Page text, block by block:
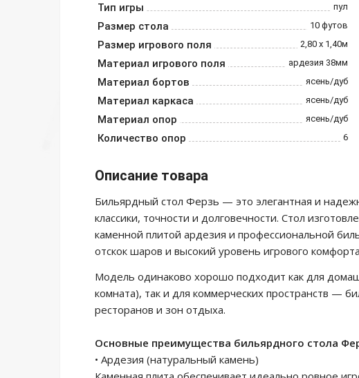
Тип игры пул
Размер стола 10 футов
Размер игрового поля 2,80 х 1,40м
Материал игрового поля ардезия 38мм
Материал бортов ясень/дуб
Материал каркаса ясень/дуб
Материал опор ясень/дуб
Количество опор 6
Описание товара
Бильярдный стол Ферзь — это элегантная и
классики, точности и долговечности. Стол
каменной плитой ардезия и профессиональной
отскок шаров и высокий уровень игрового
Модель одинаково хорошо подходит как для
комната), так и для коммерческих пространств —
ресторанов и зон отдыха.
Основные преимущества бильярдного стола
• Ардезия (натуральный камень)